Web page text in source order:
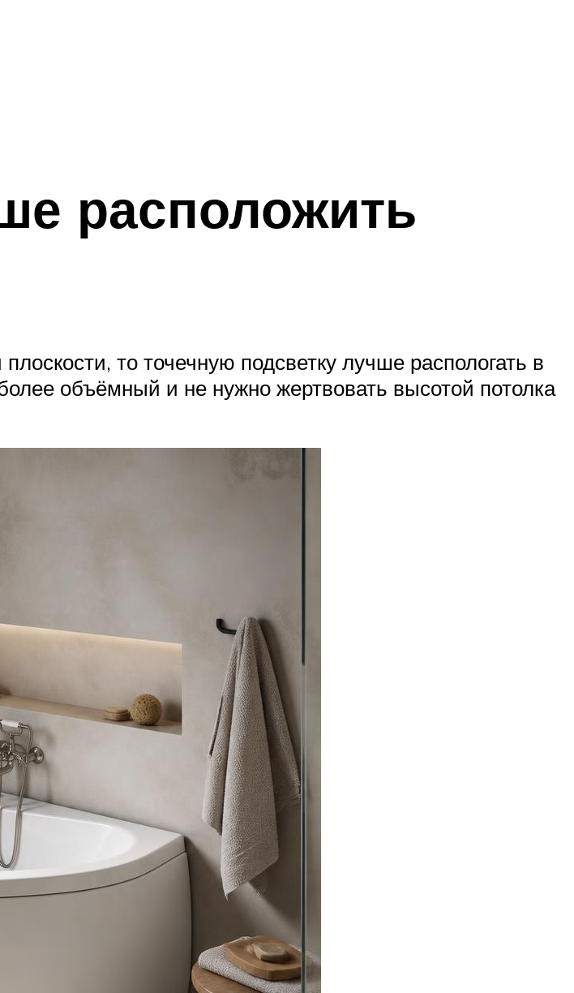
расположить
то точечную подсветку лучше распологать в
объёмный и не нужно жертвовать высотой потолка